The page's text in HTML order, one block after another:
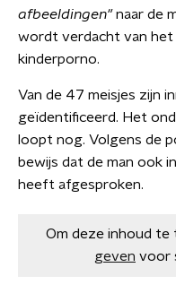
afbeeldingen"naar de
wordt verdacht van het
kinderporno.
Van de 47 meisjes zijn
geïdentificeerd. Het
loopt nog. Volgens de
bewijs dat de man ook
heeft afgesproken.
Om deze inhoud te
geven voor